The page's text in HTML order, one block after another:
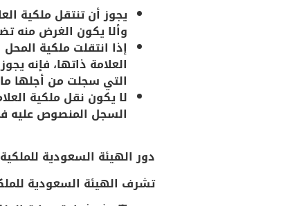
يجوز أن تنتقل ملكية
وألا يكون الغرض منه
إذا انتقلت ملكية
العلامة ذاتها، فإنه
التي سجلت من أجلها
لا يكون نقل ملكية
السجل المنصوص عليه في
دور الهيئة السعودية
تشرف الهيئة السعودية